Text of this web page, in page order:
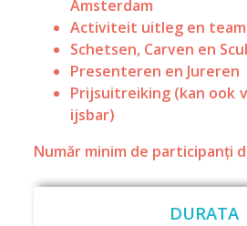
Amsterdam
Activiteit uitleg en
Schetsen, Carven en
Presenteren en Jureren
Prijsuitreiking (kan ook
ijsbar)
Număr minim de participanți
DURATA